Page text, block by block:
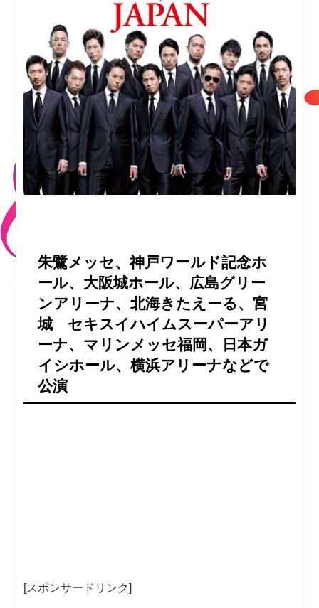
朱鷺メッセ、神戸ワールド記念ホ
ール、大阪城ホール、広島グリー
ンアリーナ、北海きたえーる、宮
城 セキスイハイムスーパーアリ
ーナ、マリンメッセ福岡、日本ガ
イシホール、横浜アリーナなどで
公演
[スポンサードリンク]